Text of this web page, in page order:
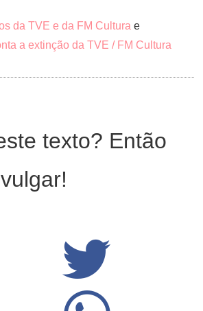
da TVE e da FM Cultura e
a extinção da TVE / FM Cultura
texto? Então